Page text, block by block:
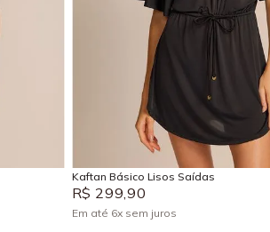
Adicionar na sacola
Kaftan Básico Lisos Saídas
R$ 299,90
Em até 6x sem juros